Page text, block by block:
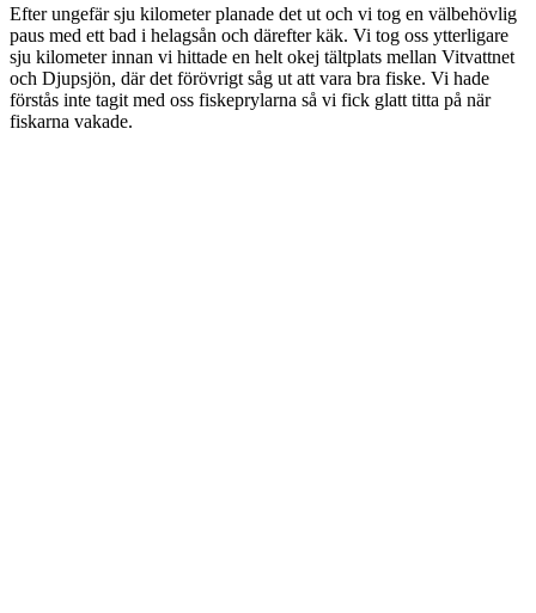
Efter ungefär sju kilometer planade det ut och vi tog en välbehövlig
paus med ett bad i helagsån och därefter käk. Vi tog oss ytterligare
sju kilometer innan vi hittade en helt okej tältplats mellan Vitvattnet
och Djupsjön, där det förövrigt såg ut att vara bra fiske. Vi hade
förstås inte tagit med oss fiskeprylarna så vi fick glatt titta på när
fiskarna vakade.